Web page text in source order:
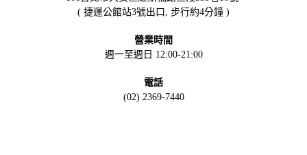
( 捷運公館站3號出口, 步行約4分鐘 )
營業時間
週一至週日 12:00-21:00
電話
(02) 2369-7440